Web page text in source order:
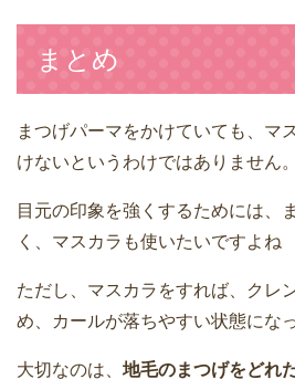
まとめ
まつげパーマをかけていても、マ
けないというわけではありません。
目元の印象を強くするためには、
く、マスカラも使いたいですよね
ただし、マスカラをすれば、クレ
め、カールが落ちやすい状態にな
大切なのは、 地毛のまつげをどれ